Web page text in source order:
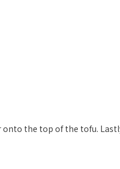
onto the top of the tofu.